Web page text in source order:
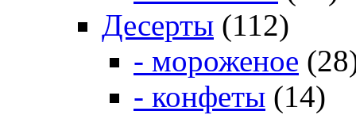
Десерты (112)
- мороженое
- конфеты (14)